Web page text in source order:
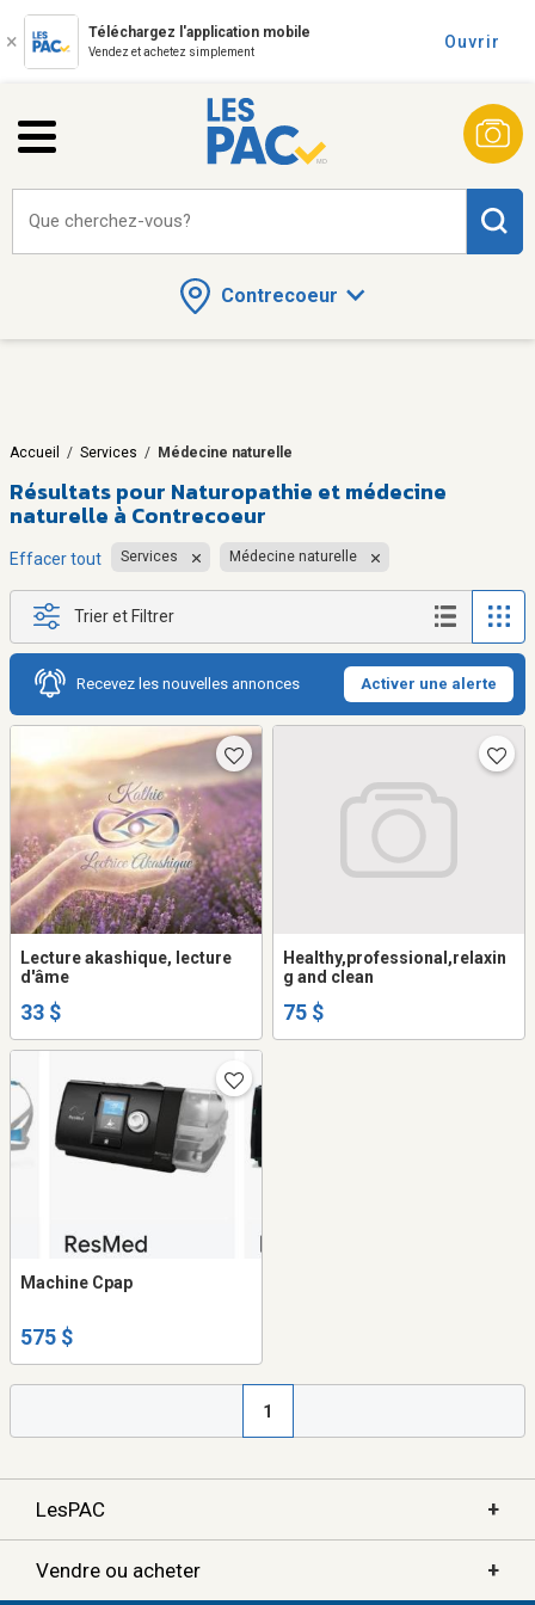
Téléchargez l'application mobile
Vendez et achetez simplement
Ouvrir
Contrecoeur
Que cherchez-vous?
Accueil / Services / Médecine naturelle
Résultats pour Naturopathie et médecine
naturelle à Contrecoeur
Effacer tout Services Médecine naturelle
Trier et Filtrer
Recevez les nouvelles annonces Activer une alerte
Lecture akashique, lecture
d'âme
33 $
Healthy,professional,relaxin
g and clean
75 $
Machine Cpap
575 $
1
LesPAC +
Vendre ou acheter +